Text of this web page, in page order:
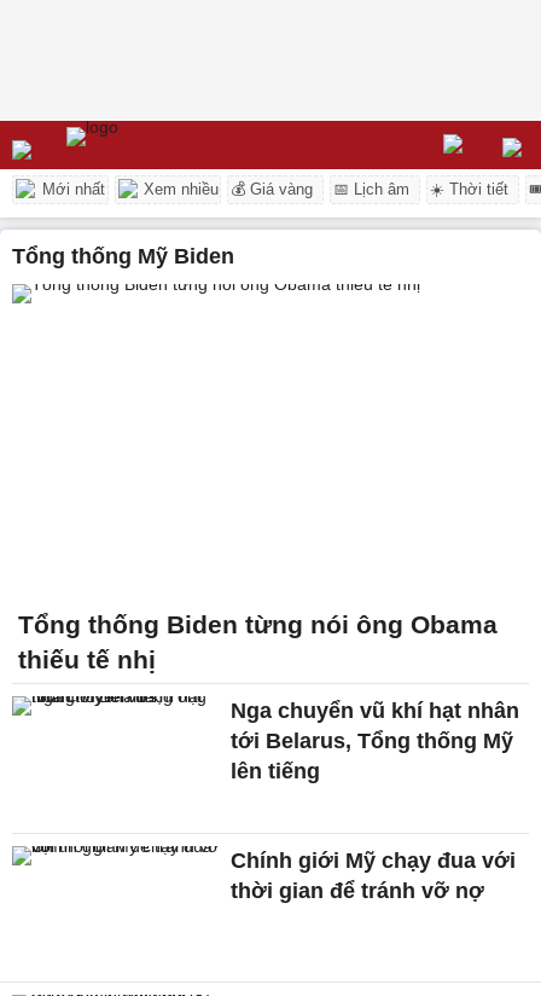
Mới nhất Xem nhiều 💰 Giá vàng 📅 Lịch âm ☀️ Thời tiết
Tổng thống Mỹ Biden
Tổng thống Biden từng nói ông Obama
thiếu tế nhị
Nga chuyển vũ khí hạt nhân
tới Belarus, Tổng thống Mỹ
lên tiếng
Chính giới Mỹ chạy đua với
thời gian để tránh vỡ nợ